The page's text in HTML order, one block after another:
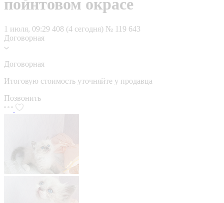
пойнтовом окрасе
1 июля, 09:29 408 (4 сегодня) № 119 643
Договорная
Договорная
Итоговую стоимость уточняйте у продавца
Позвонить